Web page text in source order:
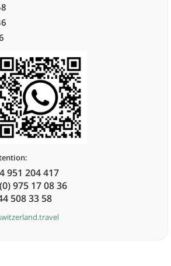
951 204 417
975 17 08 36
508 33 58